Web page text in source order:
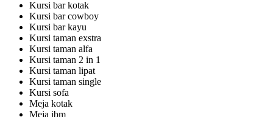
Kursi bar kotak
Kursi bar cowboy
Kursi bar kayu
Kursi taman exstra
Kursi taman alfa
Kursi taman 2 in 1
Kursi taman lipat
Kursi taman single
Kursi sofa
Meja kotak
Meja ibm